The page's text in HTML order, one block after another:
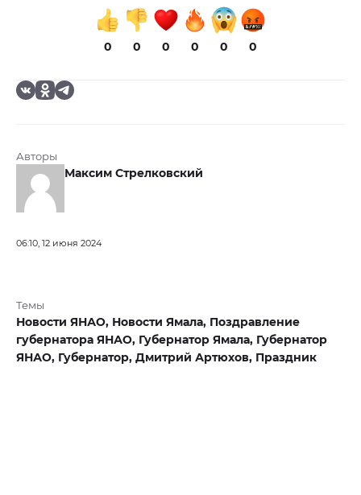
0 0 0 0 0 0
Авторы
Максим Стрелковский
06:10, 12 июня 2024
Темы
Новости ЯНАО, Новости Ямала, Поздравление
губернатора ЯНАО, Губернатор Ямала, Губернатор
ЯНАО, Губернатор, Дмитрий Артюхов, Праздник